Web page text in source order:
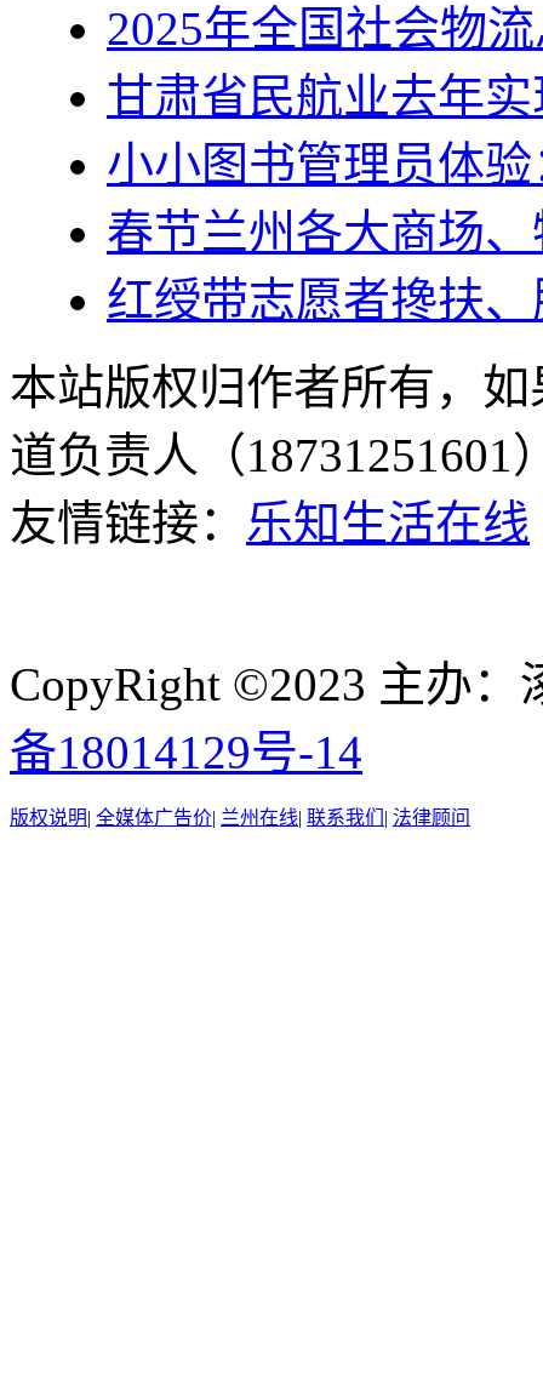
2025年全国社会物
甘肃省民航业去年
小小图书管理员体
春节兰州各大商场
红绶带志愿者搀扶
本站版权归作者所有，
道负责人（
友情链接： 乐知生活在线
CopyRight ©2023 主办
备18014129号-14
版权说明| 全媒体广告价| 兰州在线| 联系我们 | 法律顾问